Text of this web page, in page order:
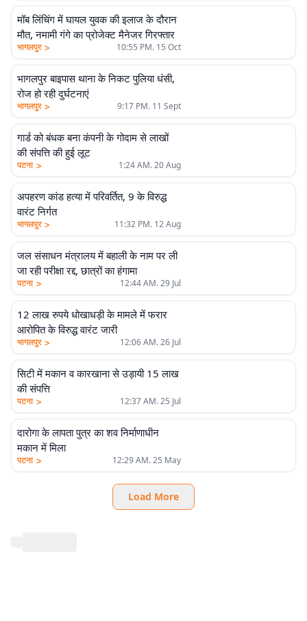
मॉब लिंचिंग में घायल युवक की इलाज के दौरान
मौत, नमामी गंगे का प्रोजेक्ट मैनेजर गिरफ्तार
भागलपुर > 10:55 PM. 15 Oct
भागलपुर बाइपास थाना के निकट पुलिया धंसी,
रोज हो रही दुर्घटनाएं
भागलपुर > 9:17 PM. 11 Sept
गार्ड को बंधक बना कंपनी के गोदाम से लाखों
की संपत्ति की हुई लूट
पटना > 1:24 AM. 20 Aug
अपहरण कांड हत्या में परिवर्तित, 9 के विरुद्ध
वारंट निर्गत
भागलपुर > 11:32 PM. 12 Aug
जल संसाधन मंत्रालय में बहाली के नाम पर ली
जा रही परीक्षा रद्द, छात्रों का हंगामा
पटना > 12:44 AM. 29 Jul
12 लाख रुपये धोखाधड़ी के मामले में फरार
आरोपित के विरुद्ध वारंट जारी
भागलपुर > 12:06 AM. 26 Jul
सिटी में मकान व कारखाना से उड़ायी 15 लाख
की संपत्ति
पटना > 12:37 AM. 25 Jul
दारोगा के लापता पुत्र का शव निर्माणाधीन
मकान में मिला
पटना > 12:29 AM. 25 May
Load More